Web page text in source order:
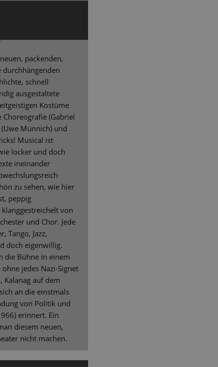
packenden,
durchhängenden
schnell
ausgestaltete
Kostüme
(Gabriel
Münnich) und
Musical ist
locker und doch
ineinander
zu sehen, wie hier
peppig
von
und Chor. Jede
Tango, Jazz,
doch eigenwillig.
die Bühne in einem
jedes Nazi-Signet
Kalanag auf dem
an die einstmals
von Politik und
erinnert. Ein
diesem neuen,
nicht machen.